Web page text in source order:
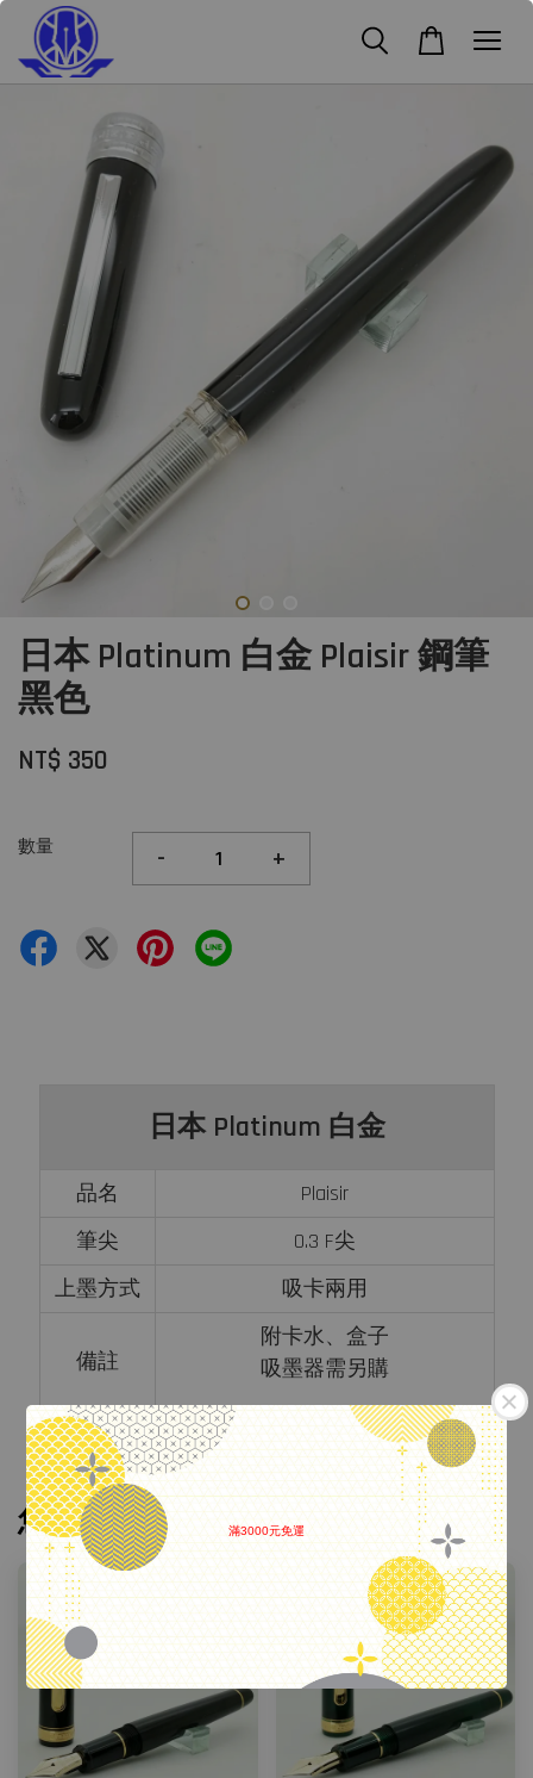
滿3000元免運
日本 Platinum 白金 Plaisir 鋼筆
黑色
NT$ 350
數量 - +
日本 Platinum 白金
品名
Plaisir
筆尖
0.3 F尖
上墨方式
吸卡兩用
備註
附卡水、盒子
吸墨器需另購
您可能也喜歡